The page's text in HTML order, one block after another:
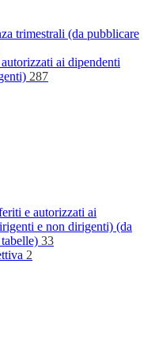
trimestrali (da pubblicare
ai dipendenti
287
e autorizzati ai
e non dirigenti) (da
33
2